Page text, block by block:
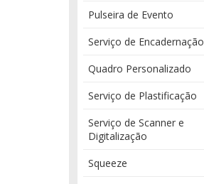
Pulseira de Evento
Serviço de Encadernação
Quadro Personalizado
Serviço de Plastificação
Serviço de Scanner e
Digitalização
Squeeze